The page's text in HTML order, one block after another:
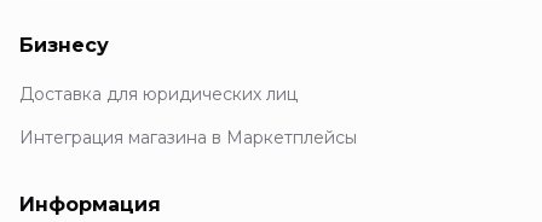
Бизнесу
Доставка для юридических лиц
Интеграция магазина в Маркетплейсы
Информация